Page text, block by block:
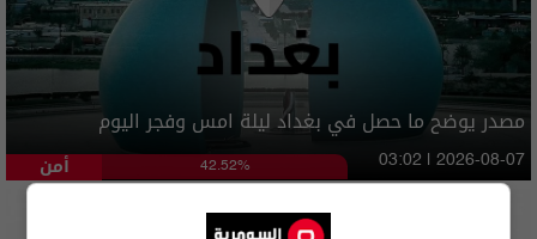
مصدر يوضح ما حصل في بغداد ليلة امس وفجر اليوم
أمن 42.52% 03:02 | 2026-08-07